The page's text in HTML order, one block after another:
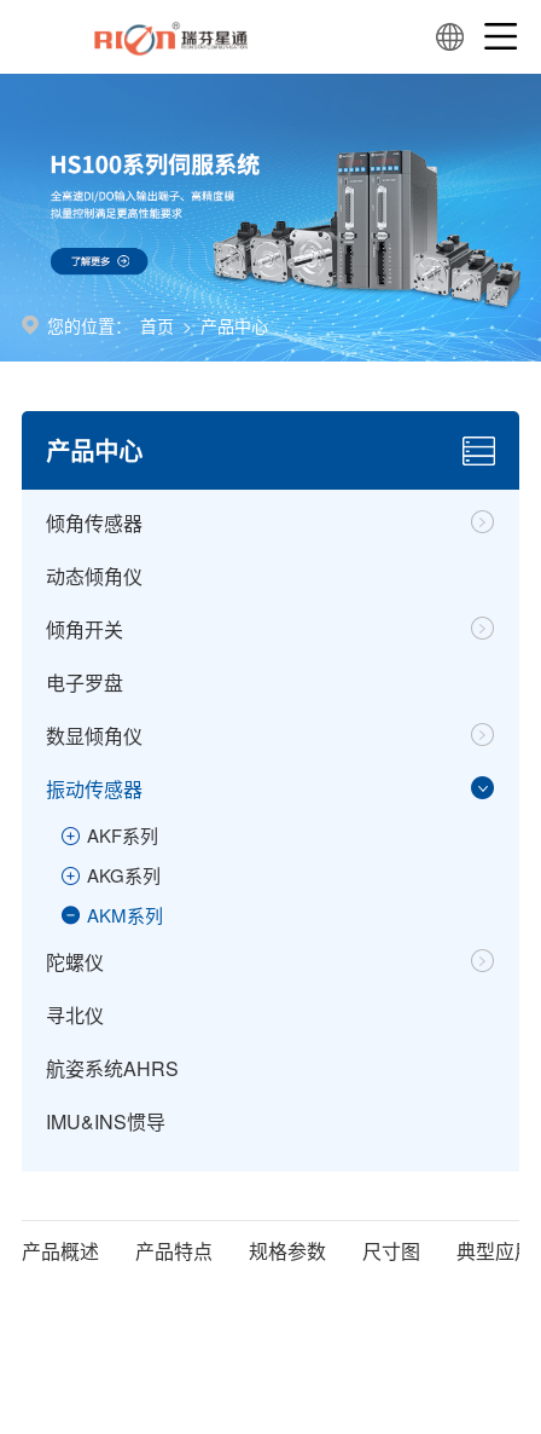
您的位置： 首页 > 产品中心
产品中心
倾角传感器
动态倾角仪
倾角开关
电子罗盘
数显倾角仪
振动传感器
AKF系列
AKG系列
AKM系列
陀螺仪
寻北仪
航姿系统AHRS
IMU&INS惯导
产品概述 产品特点 规格参数 尺寸图 典型应用